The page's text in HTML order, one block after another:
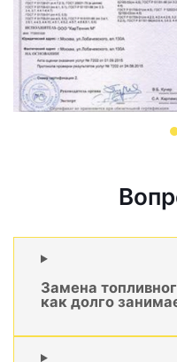
Замена
как долго